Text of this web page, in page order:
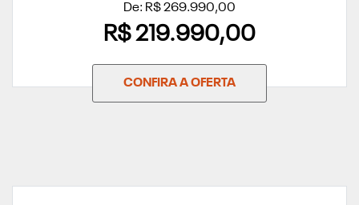
De: R$ 269.990,00
R$ 219.990,00
CONFIRA A OFERTA